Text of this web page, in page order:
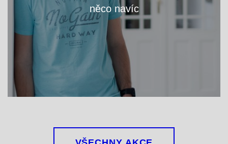
něco navíc
VÍCE